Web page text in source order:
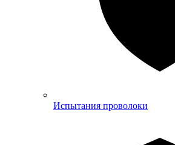
Испытания проволоки